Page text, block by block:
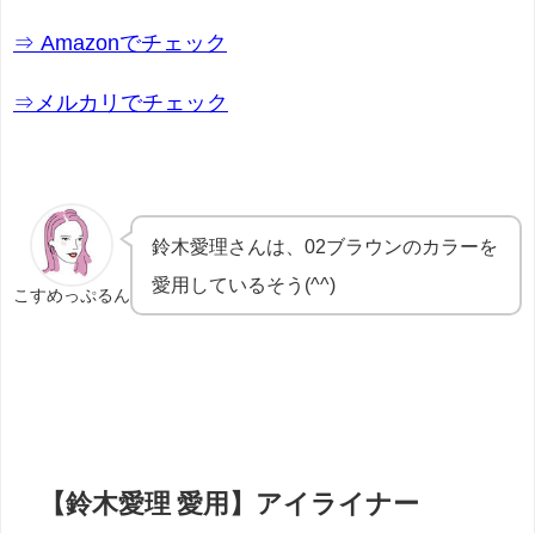
⇒ Amazonでチェック
⇒メルカリでチェック
こすめっぷるん
鈴木愛理さんは、02ブラウンのカラーを
愛用しているそう(^^)
【鈴木愛理 愛用】アイライナー